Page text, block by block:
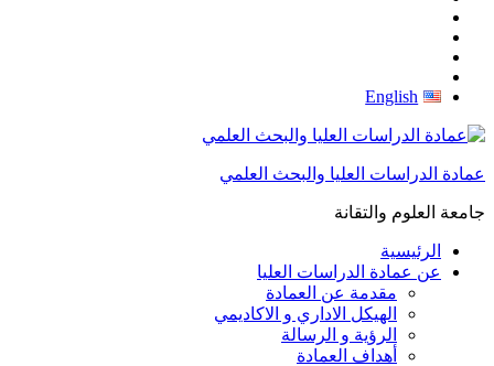
English
عمادة الدراسات العليا والبحث العلمي
جامعة العلوم والتقانة
الرئيسية
عن عمادة الدراسات العليا
مقدمة عن العمادة
الهيكل الاداري و الاكاديمي
الرؤية و الرسالة
أهداف العمادة